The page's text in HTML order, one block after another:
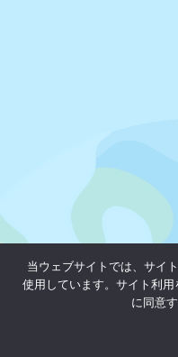
当ウェブサイトでは、サイ
使用しています。サイト利
に同意